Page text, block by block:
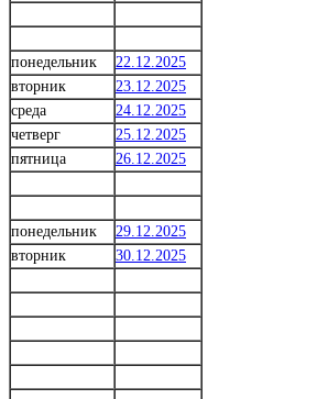
понедельник
22.12.2025
вторник
23.12.2025
среда
24.12.2025
четверг
25.12.2025
пятница
26.12.2025
понедельник
29.12.2025
вторник
30.12.2025